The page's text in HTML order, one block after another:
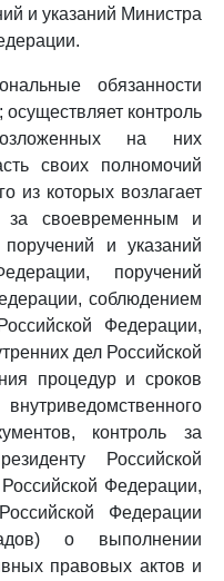
и указаний Министра
обязанности
контроль
на них
своих полномочий
из которых возлагает
за своевременным и
и указаний
поручений
соблюдением
Федерации,
дел Российской
процедур и сроков
контроль за
Российской
Федерации,
Федерации
о выполнении
правовых актов и